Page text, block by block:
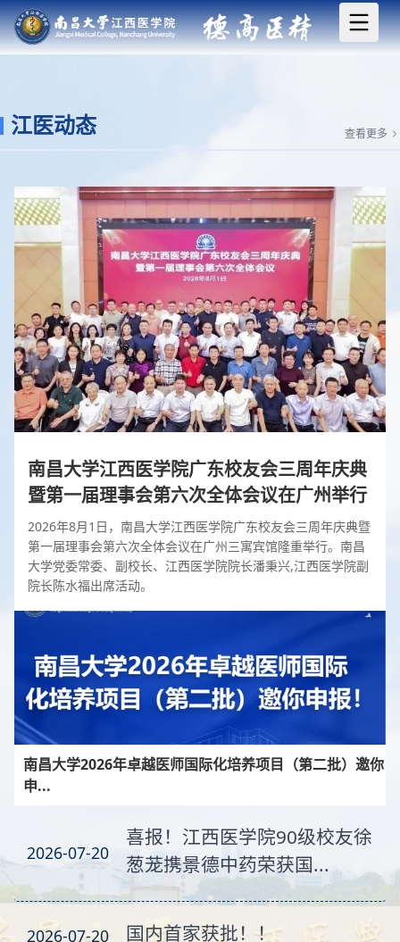
江医动态 查看更多
南昌大学江西医学院广东校友会三周年庆典
暨第一届理事会第六次全体会议在广州举行
2026年8月1日，南昌大学江西医学院广东校友会三周年庆典暨
第一届理事会第六次全体会议在广州三寓宾馆隆重举行。南昌
大学党委常委、副校长、江西医学院院长潘秉兴,江西医学院副
院长陈水福出席活动。
南昌大学2026年卓越医师国际化培养项目（第二批）邀你
申...
2026-07-20
喜报！江西医学院90级校友徐
葱茏携景德中药荣获国...
2026-07-20 国内首家获批！！